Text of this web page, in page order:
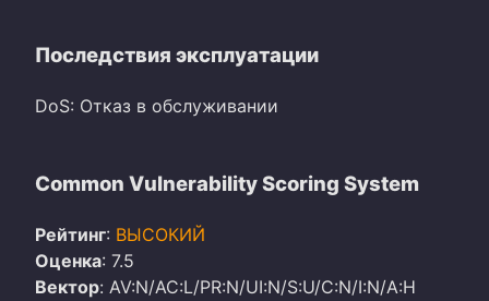
Последствия эксплуатации
DoS: Отказ в обслуживании
Common Vulnerability Scoring System
Рейтинг: ВЫСОКИЙ
Оценка: 7.5
Вектор: AV:N/AC:L/PR:N/UI:N/S:U/C:N/I:N/A:H